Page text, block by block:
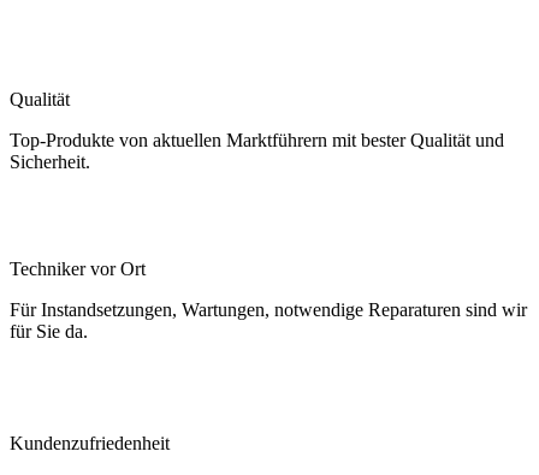
Qualität
Top-Produkte von aktuellen Marktführern mit bester Qualität und
Sicherheit.
Techniker vor Ort
Für Instandsetzungen, Wartungen, notwendige Reparaturen sind wir
für Sie da.
Kundenzufriedenheit